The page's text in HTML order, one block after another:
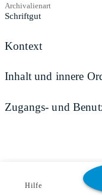
Archivalienart
Schriftgut
Kontext
Inhalt und innere
Zugangs- und
Hilfe